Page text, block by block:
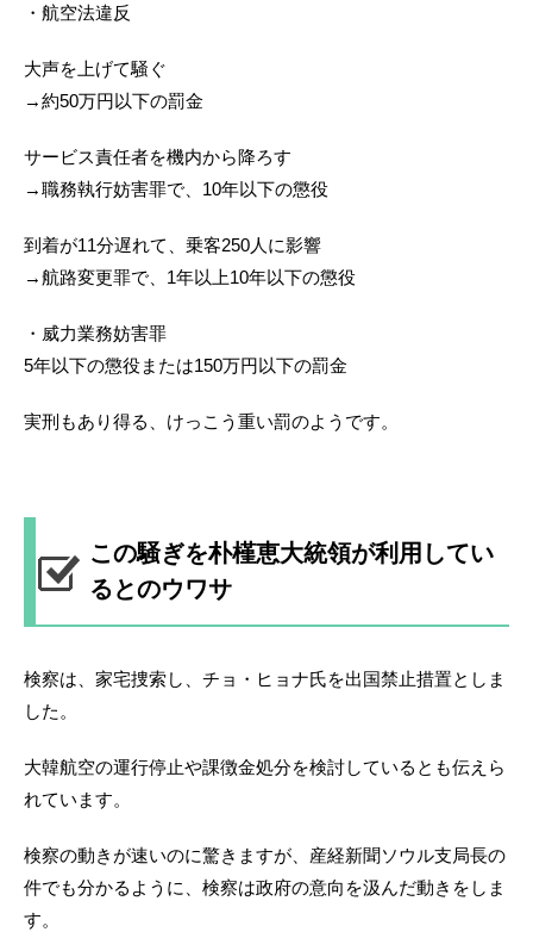
・航空法違反
大声を上げて騒ぐ
→約50万円以下の罰金
サービス責任者を機内から降ろす
→職務執行妨害罪で、10年以下の懲役
到着が11分遅れて、乗客250人に影響
→航路変更罪で、1年以上10年以下の懲役
・威力業務妨害罪
5年以下の懲役または150万円以下の罰金
実刑もあり得る、けっこう重い罰のようです。
この騒ぎを朴槿恵大統領が利用してい
るとのウワサ
検察は、家宅捜索し、チョ・ヒョナ氏を出国禁止措置としま
した。
大韓航空の運行停止や課徴金処分を検討しているとも伝えら
れています。
検察の動きが速いのに驚きますが、産経新聞ソウル支局長の
件でも分かるように、検察は政府の意向を汲んだ動きをしま
す。